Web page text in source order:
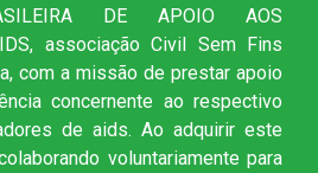
DE APOIO AOS
associação Civil Sem Fins
com a missão de prestar apoio
concernente ao respectivo
de aids. Ao adquirir este
voluntariamente para